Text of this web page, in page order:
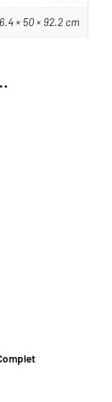
× 50 × 92.2 cm